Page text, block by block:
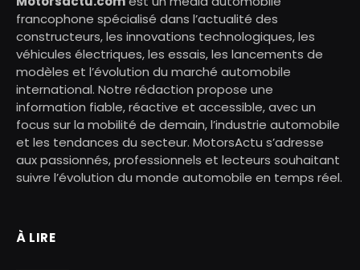
francophone spécialisé dans l’actualité des
constructeurs, les innovations technologiques, les
véhicules électriques, les essais, les lancements de
modèles et l’évolution du marché automobile
international. Notre rédaction propose une
information fiable, réactive et accessible, avec un
focus sur la mobilité de demain, l’industrie automobile
et les tendances du secteur. MotorsActu s’adresse
aux passionnés, professionnels et lecteurs souhaitant
suivre l’évolution du monde automobile en temps réel.
À LIRE